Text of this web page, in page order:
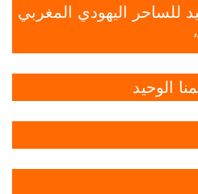
للساحر اليهودي المغربي
الوحيد